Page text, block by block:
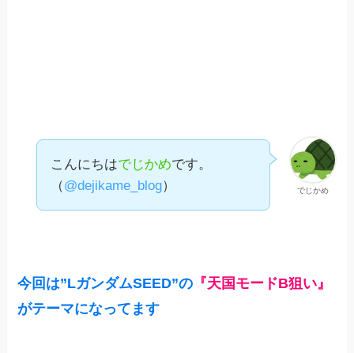
でじかめ
こんにちはでじかめです。
（@dejikame_blog）
今回は”LガンダムSEED”の 『天国モードB狙い』
がテーマになってます